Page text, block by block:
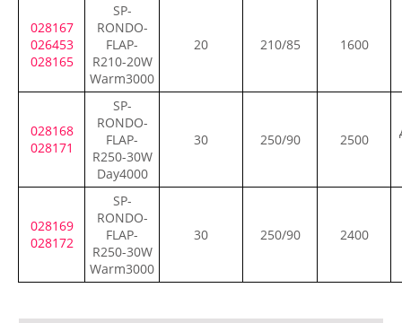
028167
026453
028165
SP-
RONDO-
FLAP-
R210-20W
Warm3000
20 210/85 1600
028168
028171
SP-
RONDO-
FLAP-
R250-30W
Day4000
30 250/90 2500
028169
028172
SP-
RONDO-
FLAP-
R250-30W
Warm3000
30 250/90 2400